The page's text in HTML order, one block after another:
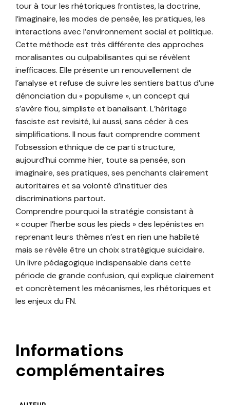
tour à tour les rhétoriques frontistes, la doctrine,
l’imaginaire, les modes de pensée, les pratiques, les
interactions avec l’environnement social et politique.
Cette méthode est très différente des approches
moralisantes ou culpabilisantes qui se révèlent
inefficaces. Elle présente un renouvellement de
l’analyse et refuse de suivre les sentiers battus d’une
dénonciation du « populisme », un concept qui
s’avère flou, simpliste et banalisant. L’héritage
fasciste est revisité, lui aussi, sans céder à ces
simplifications. Il nous faut comprendre comment
l’obsession ethnique de ce parti structure,
aujourd’hui comme hier, toute sa pensée, son
imaginaire, ses pratiques, ses penchants clairement
autoritaires et sa volonté d’instituer des
discriminations partout.
Comprendre pourquoi la stratégie consistant à
« couper l’herbe sous les pieds » des lepénistes en
reprenant leurs thèmes n’est en rien une habileté
mais se révèle être un choix stratégique suicidaire.
Un livre pédagogique indispensable dans cette
période de grande confusion, qui explique clairement
et concrètement les mécanismes, les rhétoriques et
les enjeux du FN.
Informations
complémentaires